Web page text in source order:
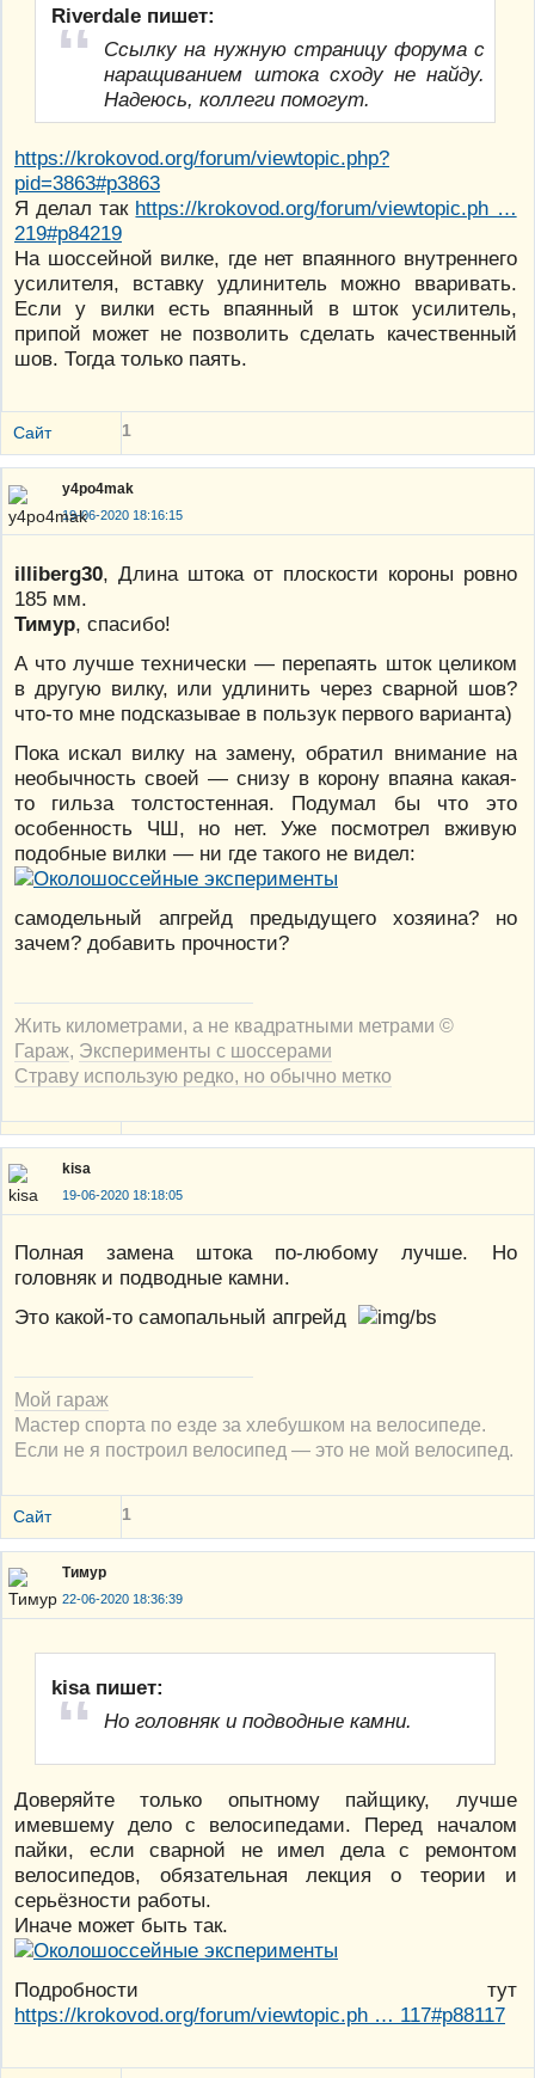
Riverdale пишет:
Ссылку на нужную страницу форума с
наращиванием штока сходу не найду.
Надеюсь, коллеги помогут.
https://krokovod.org/forum/viewtopic.php?
pid=3863#p3863
Я делал так https://krokovod.org/forum/viewtopic.ph …
219#p84219
На шоссейной вилке, где нет впаянного внутреннего
усилителя, вставку удлинитель можно вваривать.
Если у вилки есть впаянный в шток усилитель,
припой может не позволить сделать качественный
шов. Тогда только паять.
Сайт 1
y4po4mak
19-06-2020 18:16:15
illiberg30, Длина штока от плоскости короны ровно
185 мм.
Тимур, спасибо!
А что лучше технически — перепаять шток целиком
в другую вилку, или удлинить через сварной шов?
что-то мне подсказывае в пользук первого варианта)
Пока искал вилку на замену, обратил внимание на
необычность своей — снизу в корону впаяна какая-
то гильза толстостенная. Подумал бы что это
особенность ЧШ, но нет. Уже посмотрел вживую
подобные вилки — ни где такого не видел:
самодельный апгрейд предыдущего хозяина? но
зачем? добавить прочности?
Жить километрами, а не квадратными метрами ©
Гараж, Эксперименты с шоссерами
Страву использую редко, но обычно метко
kisa
19-06-2020 18:18:05
Полная замена штока по-любому лучше. Но
головняк и подводные камни.
Это какой-то самопальный апгрейд
Мой гараж
Мастер спорта по езде за хлебушком на велосипеде.
Если не я построил велосипед — это не мой велосипед.
Сайт 1
Тимур
22-06-2020 18:36:39
kisa пишет:
Но головняк и подводные камни.
Доверяйте только опытному пайщику, лучше
имевшему дело с велосипедами. Перед началом
пайки, если сварной не имел дела с ремонтом
велосипедов, обязательная лекция о теории и
серьёзности работы.
Иначе может быть так.
Подробности тут
https://krokovod.org/forum/viewtopic.ph … 117#p88117